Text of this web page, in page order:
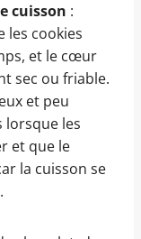
cuisson :
les cookies
et le cœur
sec ou friable.
et peu
lorsque les
et que le
la cuisson se